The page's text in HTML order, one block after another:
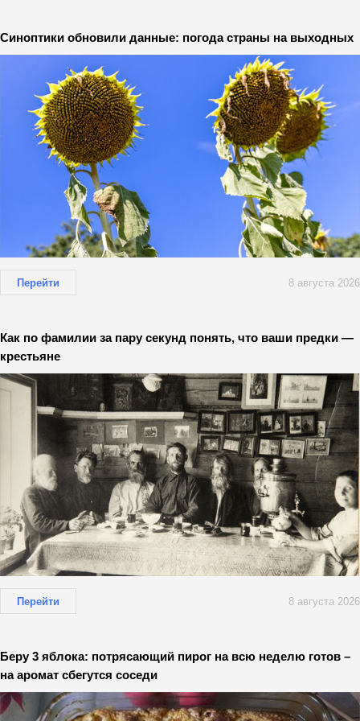
Синоптики обновили данные: погода страны на выходных
Перейти 8 августа 2026
Как по фамилии за пару секунд понять, что ваши предки —
крестьяне
Перейти 8 августа 2026
Беру 3 яблока: потрясающий пирог на всю неделю готов –
на аромат сбегутся соседи